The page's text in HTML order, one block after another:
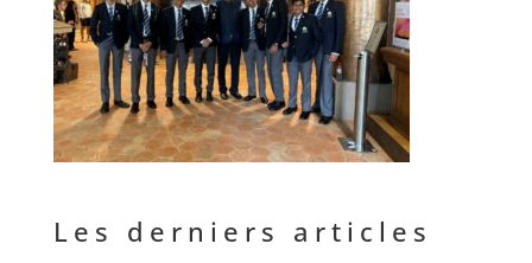
Les derniers articles